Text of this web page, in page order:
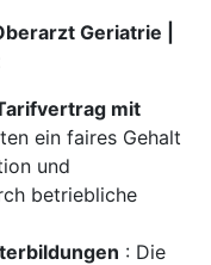
Geriatrie |
mit
ein faires Gehalt
und
betriebliche
: Die